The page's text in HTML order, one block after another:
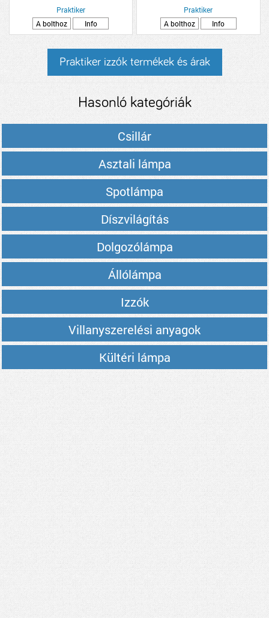
Praktiker
A bolthoz
Info
Praktiker
A bolthoz
Info
Praktiker izzók termékek és árak
Hasonló kategóriák
Csillár
Asztali lámpa
Spotlámpa
Díszvilágítás
Dolgozólámpa
Állólámpa
Izzók
Villanyszerelési anyagok
Kültéri lámpa